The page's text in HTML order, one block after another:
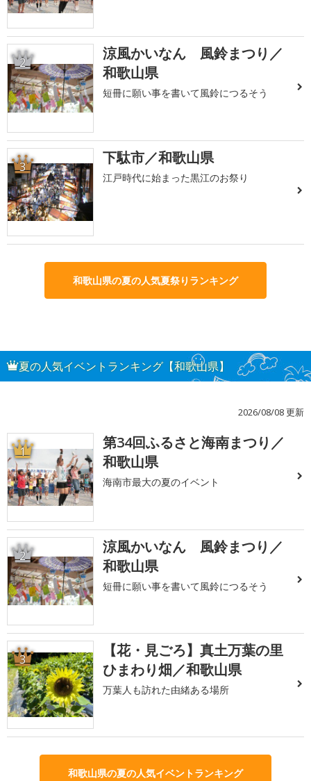
2
涼風かいなん 風鈴まつり／
和歌山県
短冊に願い事を書いて風鈴につるそう
3 下駄市／和歌山県
江戸時代に始まった黒江のお祭り
和歌山県の夏の人気夏祭りランキング
夏の人気イベントランキング【和歌山県】
2026/08/08 更新
1
第34回ふるさと海南まつり／
和歌山県
海南市最大の夏のイベント
2
涼風かいなん 風鈴まつり／
和歌山県
短冊に願い事を書いて風鈴につるそう
3
【花・見ごろ】真土万葉の里
ひまわり畑／和歌山県
万葉人も訪れた由緒ある場所
和歌山県の夏の人気イベントランキング